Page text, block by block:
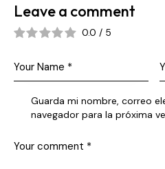
Leave a comment
0.0 / 5
Guarda mi nombre, correo
navegador para la próxima